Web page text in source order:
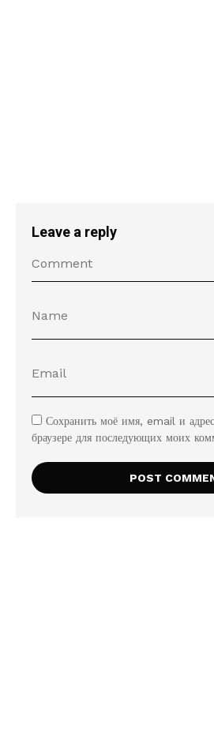
Leave a reply
Сохранить моё имя, email и
браузере для последующих моих